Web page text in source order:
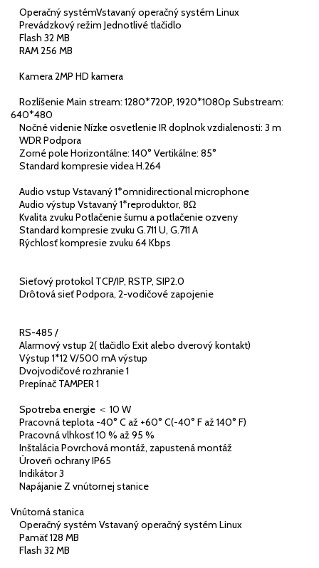
Operačný systémVstavaný operačný systém Linux
Prevádzkový režim Jednotlivé tlačidlo
Flash 32 MB
RAM 256 MB
Kamera 2MP HD kamera
Rozlíšenie Main stream: 1280*720P, 1920*1080p Substream:
640*480
Nočné videnie Nízke osvetlenie IR doplnok vzdialenosti: 3 m
WDR Podpora
Zorné pole Horizontálne: 140° Vertikálne: 85°
Standard kompresie videa H.264
Audio vstup Vstavaný 1*omnidirectional microphone
Audio výstup Vstavaný 1*reproduktor, 8Ω
Kvalita zvuku Potlačenie šumu a potlačenie ozveny
Standard kompresie zvuku G.711 U, G.711 A
Rýchlosť kompresie zvuku 64 Kbps
Sieťový protokol TCP/IP, RSTP, SIP2.0
Drôtová sieť Podpora, 2-vodičové zapojenie
RS-485 /
Alarmový vstup 2( tlačidlo Exit alebo dverový kontakt)
Výstup 1*12 V/500 mA výstup
Dvojvodičové rozhranie 1
Prepínač TAMPER 1
Spotreba energie ＜ 10 W
Pracovná teplota -40° C až +60° C(-40° F až 140° F)
Pracovná vlhkosť 10 % až 95 %
Inštalácia Povrchová montáž, zapustená montáž
Úroveň ochrany IP65
Indikátor 3
Napájanie Z vnútornej stanice
Vnútorná stanica
Operačný systém Vstavaný operačný systém Linux
Pamäť 128 MB
Flash 32 MB